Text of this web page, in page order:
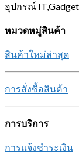
อุปกรณ์
หมวดหมู่สินค้า
สินค้าใหม่ล่าสุด
การสั่งซื้อสินค้า
การบริการ
การแจ้งชำระเงิน